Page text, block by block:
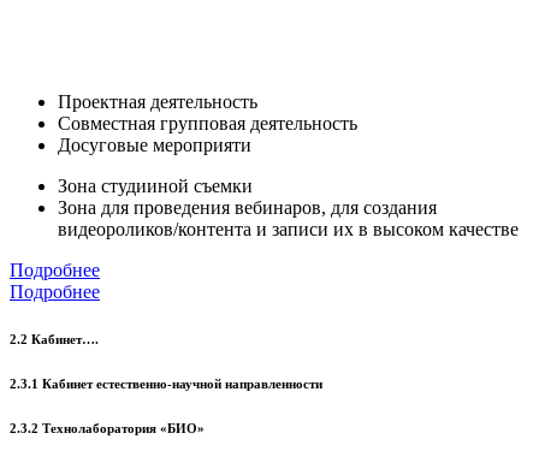
Проектная деятельность
Совместная групповая деятельность
Досуговые мероприяти
Зона студииной съемки
Зона для проведения вебинаров, для создания
видеороликов/контента и записи их в высоком качестве
Подробнее
Подробнее
2.2 Кабинет….
2.3.1 Кабинет естественно-научной направленности
2.3.2 Технолаборатория «БИО»